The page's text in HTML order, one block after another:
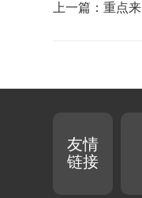
上一篇：重点
友情
链接